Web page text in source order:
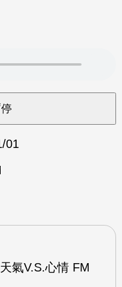
01
氣V.S.心情 FM